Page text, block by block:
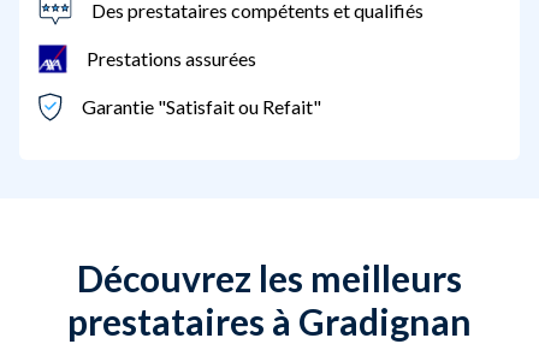
Des prestataires compétents et qualifiés
Prestations assurées
Garantie "Satisfait ou Refait"
Découvrez les meilleurs
prestataires à Gradignan